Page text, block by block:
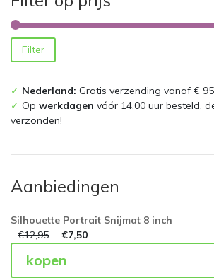
Filter
✓ Nederland: Gratis verzending vanaf €
✓ Op werkdagen vóór 14.00 uur besteld,
verzonden!
Aanbiedingen
Silhouette Portrait Snijmat 8 inch
€12,95 €7,50
kopen